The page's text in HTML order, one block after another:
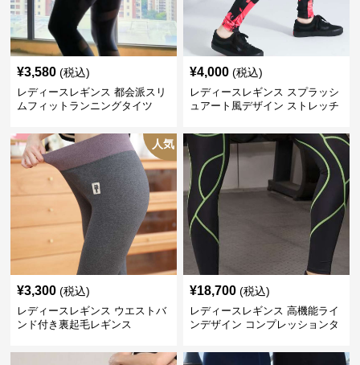
¥3,580 (税込)
レディースレギンス 都会派スリ
ムフィットランニングタイツ
¥4,000 (税込)
レディースレギンス スプラッシ
ュアート風デザイン ストレッチ
人気
¥3,300 (税込)
レディースレギンス ウエストバ
ンド付き裏起毛レギンス
¥18,700 (税込)
レディースレギンス 高機能ライ
ンデザイン コンプレッションタ